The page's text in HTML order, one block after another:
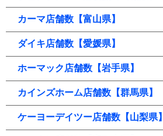
カーマ店舗数【富山県】
ダイキ店舗数【愛媛県】
ホーマック店舗数【岩手県】
カインズホーム店舗数【群馬県】
ケーヨーデイツー店舗数【山梨県】